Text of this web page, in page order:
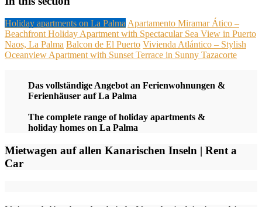
Holiday apartments on La Palma Apartamento Miramar Ático –
Beachfront Holiday Apartment with Spectacular Sea View in Puerto
Naos, La Palma Balcon de El Puerto Vivienda Atlántico – Stylish
Oceanview Apartment with Sunset Terrace in Sunny Tazacorte
Das vollständige Angebot an Ferienwohnungen &
Ferienhäuser auf La Palma
The complete range of holiday apartments &
holiday homes on La Palma
Mietwagen auf allen Kanarischen Inseln | Rent a
Car